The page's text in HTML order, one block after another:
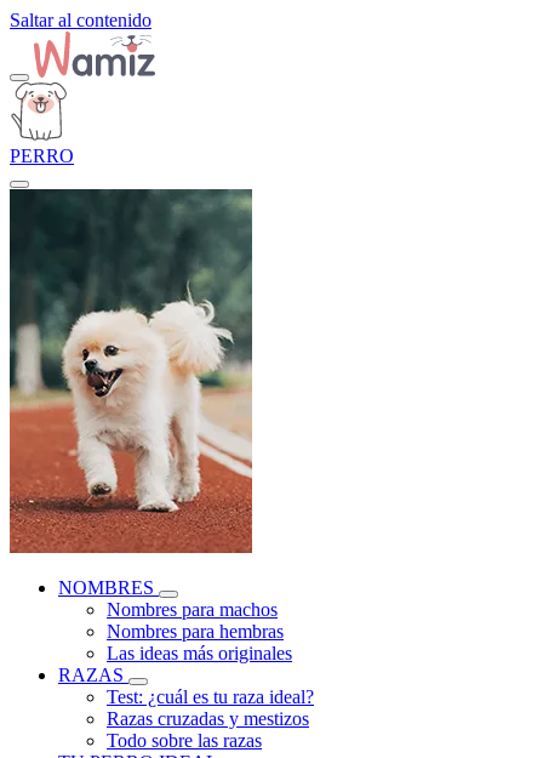
Saltar al contenido
PERRO
NOMBRES
Nombres para machos
Nombres para hembras
Las ideas más originales
RAZAS
Test: ¿cuál es tu raza ideal?
Razas cruzadas y mestizos
Todo sobre las razas